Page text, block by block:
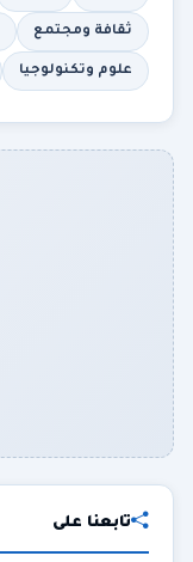
ثقافة ومجتمع
علوم وتكنولوجيا
تابعنا على